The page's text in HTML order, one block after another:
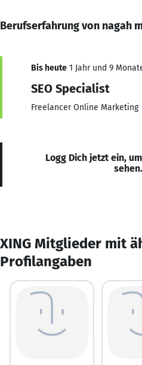
Berufserfahrung von nagah
Bis heute 1 Jahr und 9
SEO Specialist
Freelancer Online Marketing
Logg Dich jetzt ein,
sehen.
XING Mitglieder mit
Profilangaben